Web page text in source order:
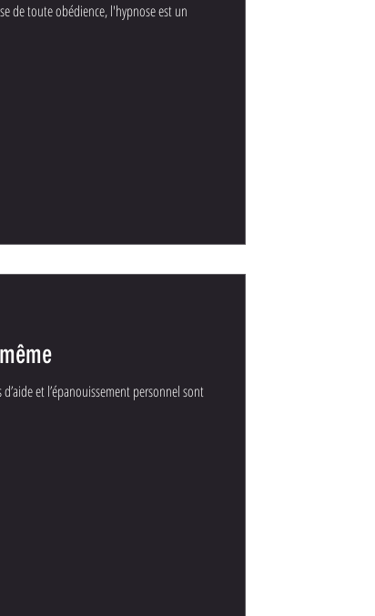
de toute obédience, l'hypnose est un
et l’épanouissement personnel sont